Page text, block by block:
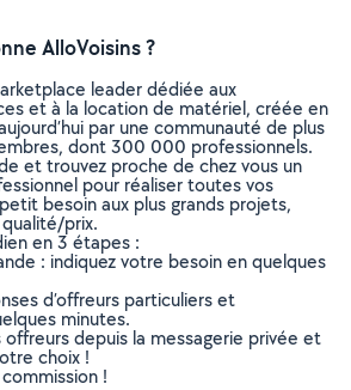
AlloVoisins ?
leader dédiée aux
et à la location de matériel, créée en
par une communauté de plus
dont 300 000 professionnels.
et trouvez proche de chez vous un
pour réaliser toutes vos
besoin aux plus grands projets,
prix.
en 3 étapes :
: indiquez votre besoin en quelques
d’offreurs particuliers et
minutes.
offreurs depuis la messagerie privée et
choix !
!